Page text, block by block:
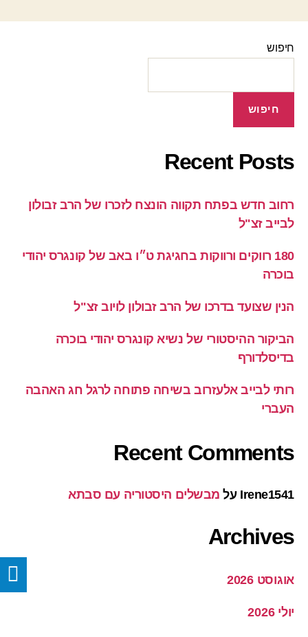
חיפוש
חיפוש
Recent Posts
רחוב חדש בפתח תקווה הונצח לזכרו של הרב זבולון
לבייב זצ"ל
180 רווקים ורווקות בחגיגת ט״ו באב של קונגרס יהודי
בוכרה
הנין שצועד בדרכו של הרב זבולון לויוב זצ"ל
הביקור ההיסטורי של נשיא קונגרס יהודי בוכרה
בדיסלדורף
רותי לבייב אלעזרוב בשיחה פתוחה לרגל חג האהבה
העברי
Recent Comments
Irene1541 על מבשלים היסטוריה עם סבתא
Archives
אוגוסט 2026
יולי 2026